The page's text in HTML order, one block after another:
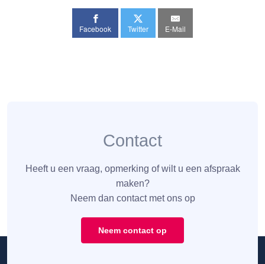
Facebook Twitter E-Mail
Contact
Heeft u een vraag, opmerking of wilt u een afspraak
maken?
Neem dan contact met ons op
Neem contact op